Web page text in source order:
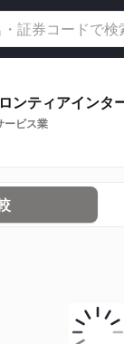
ンティアインタ
ービス業